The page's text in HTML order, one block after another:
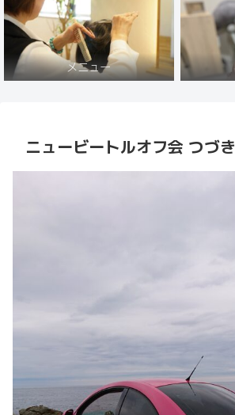
メニュー
ニュービートルオフ会 つづき